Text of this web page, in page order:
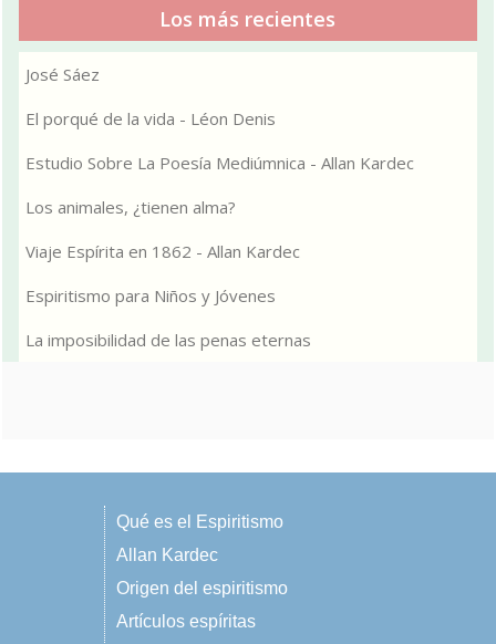
Los más recientes
José Sáez
El porqué de la vida - Léon Denis
Estudio Sobre La Poesía Mediúmnica - Allan Kardec
Los animales, ¿tienen alma?
Viaje Espírita en 1862 - Allan Kardec
Espiritismo para Niños y Jóvenes
La imposibilidad de las penas eternas
Qué es el Espiritismo
Allan Kardec
Origen del espiritismo
Artículos espíritas